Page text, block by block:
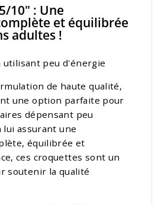
10" : Une
et équilibrée
adultes !
utilisant peu d'énergie
de haute qualité,
une option parfaite pour
dépensant peu
assurant une
équilibrée et
ces croquettes sont un
soutenir la qualité